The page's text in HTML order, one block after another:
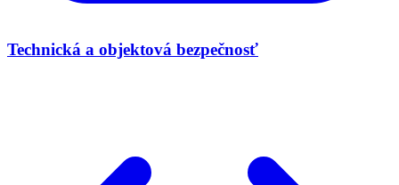
Technická a objektová bezpečnosť